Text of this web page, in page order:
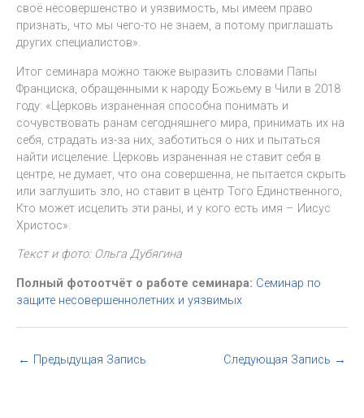
своё несовершенство и уязвимость, мы имеем право
признать, что мы чего-то не знаем, а потому приглашать
других специалистов».
Итог семинара можно также выразить словами Папы
Франциска, обращенными к народу Божьему в Чили в 2018
году: «Церковь израненная способна понимать и
сочувствовать ранам сегодняшнего мира, принимать их на
себя, страдать из-за них, заботиться о них и пытаться
найти исцеление. Церковь израненная не ставит себя в
центре, не думает, что она совершенна, не пытается скрыть
или заглушить зло, но ставит в центр Того Единственного,
Кто может исцелить эти раны, и у кого есть имя – Иисус
Христос».
Текст и фото: Ольга Дубягина
Полный фотоотчёт о работе семинара: Семинар по
защите несовершеннолетних и уязвимых
← Предыдущая Запись Следующая Запись →